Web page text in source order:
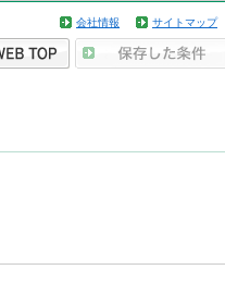
会社情報 サイトマップ